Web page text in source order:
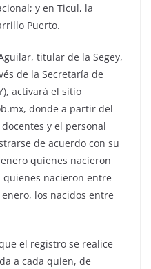
y en Ticul, la
Puerto.
titular de la Segey,
de la Secretaría de
activará el sitio
donde a partir del
y el personal
de acuerdo con su
quienes nacieron
nacieron entre
los nacidos entre
el registro se realice
a cada quien, de